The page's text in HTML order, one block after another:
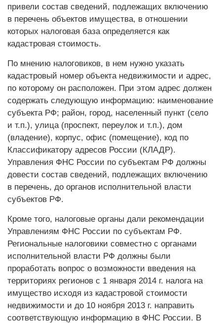
привели состав сведений, подлежащих включению
в перечень объектов имущества, в отношении
которых налоговая база определяется как
кадастровая стоимость.
По мнению налоговиков, в нем нужно указать
кадастровый номер объекта недвижимости и адрес,
по которому он расположен. При этом адрес должен
содержать следующую информацию: наименование
субъекта РФ; район, город, населенный пункт (село
и т.п.), улица (проспект, переулок и т.п.), дом
(владение), корпус, офис (помещение), код по
Классификатору адресов России (КЛАДР).
Управления ФНС России по субъектам РФ должны
довести состав сведений, подлежащих включению
в перечень, до органов исполнительной ­власти
субъектов РФ.
Кроме того, налоговые органы дали рекомендации
Управлениям ФНС России по субъектам РФ.
Региональные налоговики совместно с органами
исполнительной власти РФ должны были
проработать вопрос о возможности введения на
территориях регионов с 1 января 2014 г. налога на
имущество исходя из кадастровой стоимости
недвижимости и до 10 ноября 2013 г. направить
соответствующую информацию в ФНС России. В